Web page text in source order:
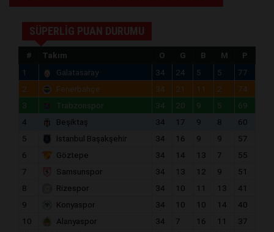
SÜPERLİG PUAN DURUMU
# Takım O G B M
P
1
Galatasaray 34 24 5 5
77
2
Fenerbahçe 34 21 11 2
74
3
Trabzonspor 34 20 9 5
69
4
Beşiktaş 34 17 9 8
60
5
İstanbul Başakşehir 34 16 9 9
57
6
Göztepe 34 14 13 7
55
7
Samsunspor 34 13 12 9
51
8
Rizespor 34 10 11 13
41
9
Konyaspor 34 10 10 14
40
10
Alanyaspor 34 7 16 11
37